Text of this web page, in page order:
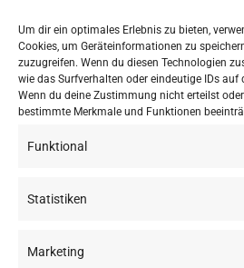
Um dir ein optimales Erlebnis zu bieten,
Cookies, um Geräteinformationen zu
zuzugreifen. Wenn du diesen Technologien
wie das Surfverhalten oder eindeutige IDs auf
Wenn du deine Zustimmung nicht erteilst
bestimmte Merkmale und Funktionen
Funktional
Statistiken
Marketing
MEHR BEITRÄGE AUS
©2026 RSA FG |